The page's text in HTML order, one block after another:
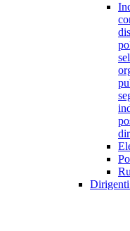
Dirigenti